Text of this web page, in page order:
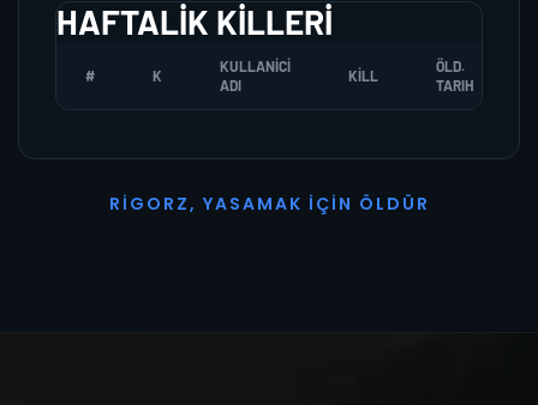
HAFTALIK KILLERI
# K
KULLANICI
ADI
KILL
ÖLD.
TARIH
R I G O R Z, YASAMAK İ ÇI N Ö L D Ü R